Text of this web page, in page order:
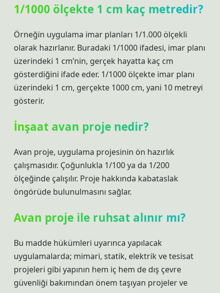
1/1000 ölçekte 1 cm kaç metredir?
Örneğin uygulama imar planları 1/1.000 ölçekli
olarak hazırlanır. Buradaki 1/1000 ifadesi, imar planı
üzerindeki 1 cm’nin, gerçek hayatta kaç cm
gösterdiğini ifade eder. 1/1000 ölçekte imar planı
üzerindeki 1 cm, gerçekte 1000 cm, yani 10 metreyi
gösterir.
İnşaat avan proje nedir?
Avan proje, uygulama projesinin ön hazırlık
çalışmasıdır. Çoğunlukla 1/100 ya da 1/200
ölçeğinde çalışılır. Proje hakkında kabataslak
öngörüde bulunulmasını sağlar.
Avan proje ile ruhsat alınır mı?
Bu madde hükümleri uyarınca yapılacak
uygulamalarda; mimari, statik, elektrik ve tesisat
projeleri gibi yapının hem iç hem de dış çevre
güvenliği bakımından önem taşıyan projeler ve